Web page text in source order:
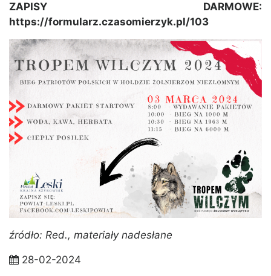
ZAPISY DARMOWE:
https://formularz.czasomierzyk.pl/103
źródło: Red., materiały nadesłane
28-02-2024